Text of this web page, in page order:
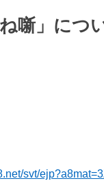
ね噺」につ
svt/